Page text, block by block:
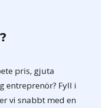
pris, gjuta
entreprenör? Fyll i
vi snabbt med en